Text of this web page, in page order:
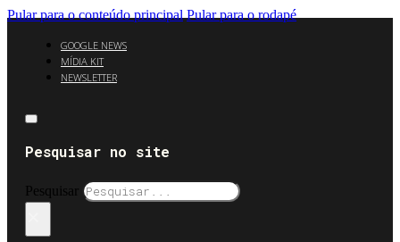
Pular para o conteúdo principal Pular para o rodapé
GOOGLE NEWS
MÍDIA KIT
NEWSLETTER
Pesquisar no site
Pesquisar